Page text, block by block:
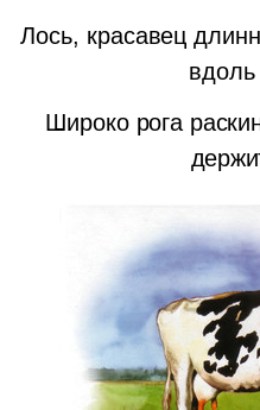
Лось, красавец
вдоль
Широко рога